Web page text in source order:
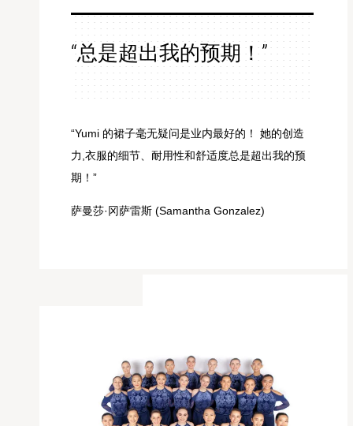
“总是超出我的预期！”
“Yumi 的裙子毫无疑问是业内最好的！ 她的创造
力,衣服的细节、耐用性和舒适度总是超出我的预
期！”
萨曼莎·冈萨雷斯 (Samantha Gonzalez)